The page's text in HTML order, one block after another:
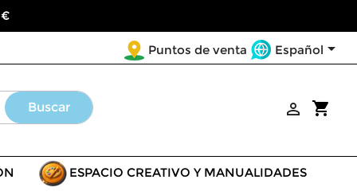
Puntos de venta Español
Buscar shopping_cart

ESPACIO CREATIVO Y MANUALIDADES